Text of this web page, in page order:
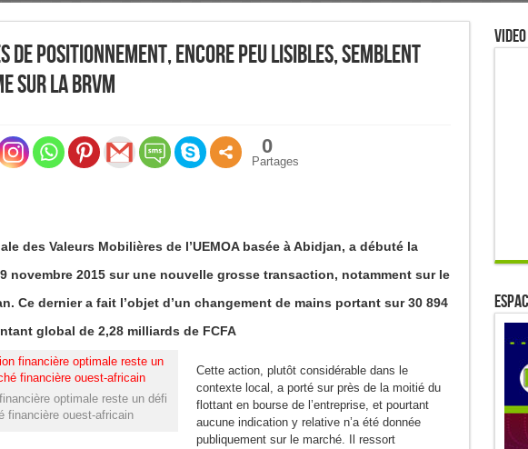
de positionnement, encore peu lisibles, semblent
sur la BRVM
0
Partages
des Valeurs Mobilières de l’UEMOA basée à Abidjan, a débuté la
novembre 2015 sur une nouvelle grosse transaction, notamment sur le
Ce dernier a fait l’objet d’un changement de mains portant sur 30 894
global de 2,28 milliards de FCFA
optimale reste un défi
financière ouest-africain
Cette action, plutôt considérable dans le
contexte local, a porté sur près de la moitié du
flottant en bourse de l’entreprise, et pourtant
aucune indication y relative n’a été donnée
publiquement sur le marché. Il ressort